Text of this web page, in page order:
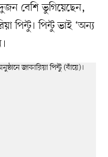
বেশি ভুগিয়েছেন,
পিন্টু। পিন্টু ভাই ‘অন্য